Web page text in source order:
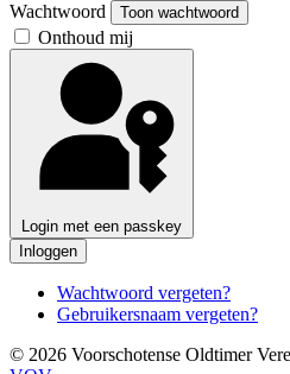
Wachtwoord Toon wachtwoord
Onthoud mij
Login met een passkey
Inloggen
Wachtwoord vergeten?
Gebruikersnaam vergeten?
© 2026 Voorschotense Oldtimer